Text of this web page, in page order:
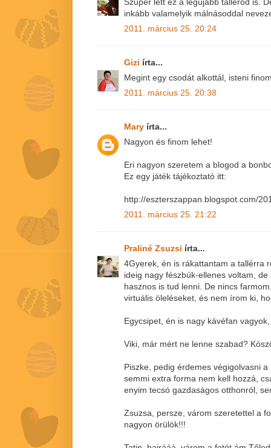
inkább valamelyik málnásoddal
2011. március 25. 20:24
Gizi írta...
Megint egy csodát alkottál, isteni
2011. március 25. 20:38
Mary írta...
Nagyon és finom lehet!
Eri nagyon szeretem a blogod a
Ez egy játék tájékoztató itt:
http://eszterszappan.blogspot.com/
2011. március 25. 21:22
Praliné Zsuzsi írta...
4Gyerek, én is rákattantam a tallérra
ideig nagy fészbúk-ellenes voltam,
hasznos is tud lenni. De nincs
virtuális öleléseket, és nem írom ki,
Egycsipet, én is nagy kávéfan
Viki, már mért ne lenne szabad?
Piszke, pedig érdemes végigolvasni
semmi extra forma nem kell hozzá,
enyim tecsó gazdaságos otthonról,
Zsuzsa, persze, várom szeretettel a
nagyon örülök!!!